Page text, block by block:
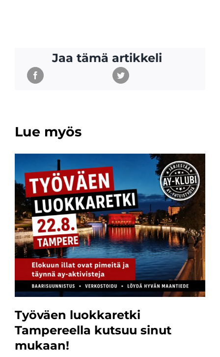
Jaa tämä artikkeli
Lue myös
Työväen luokkaretki
Tampereella kutsuu sinut
mukaan!